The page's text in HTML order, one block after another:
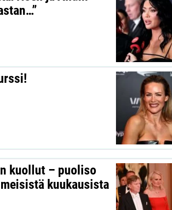
kuollut – puoliso
kuukausista